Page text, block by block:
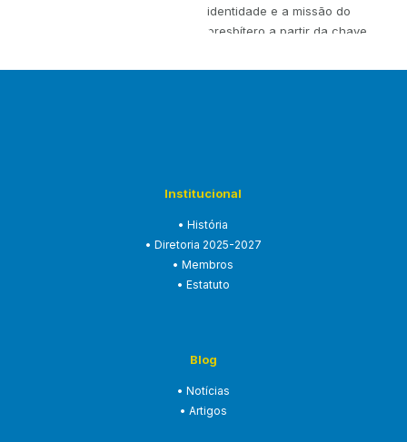
identidade e a missão do
presbítero a partir da chave
Institucional
• História
• Diretoria 2025-2027
• Membros
• Estatuto
Blog
• Notícias
• Artigos